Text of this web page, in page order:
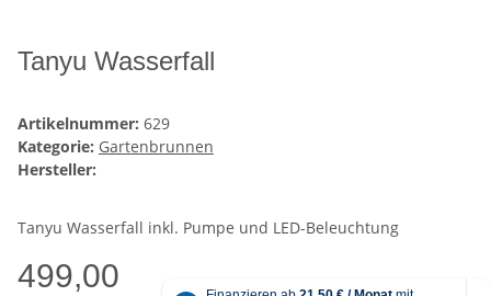
Tanyu Wasserfall
Artikelnummer: 629
Kategorie: Gartenbrunnen
Hersteller:
Tanyu Wasserfall inkl. Pumpe und LED-Beleuchtung
499,00